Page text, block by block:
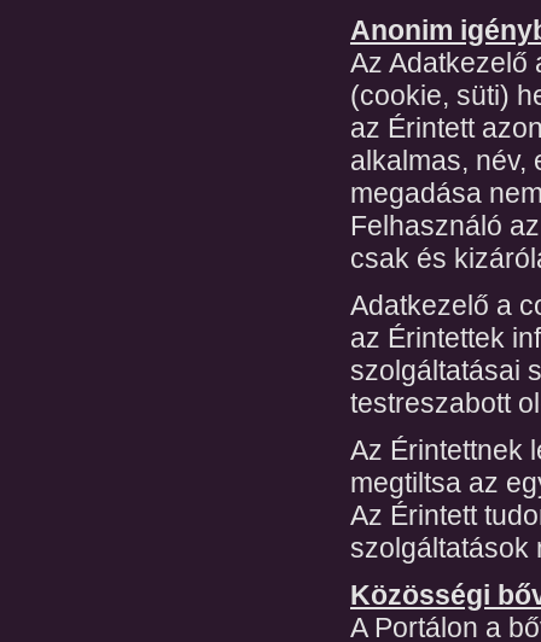
Anonim
Az Adatkezelő
(cookie, süti)
az Érintett
alkalmas, név,
megadása
Felhasználó
csak és
Adatkezelő a
az Érintettek
szolgáltatásai
testreszabott
Az Érintettnek
megtiltsa az
Az Érintett
szolgáltatások
Közösségi
A Portálon a